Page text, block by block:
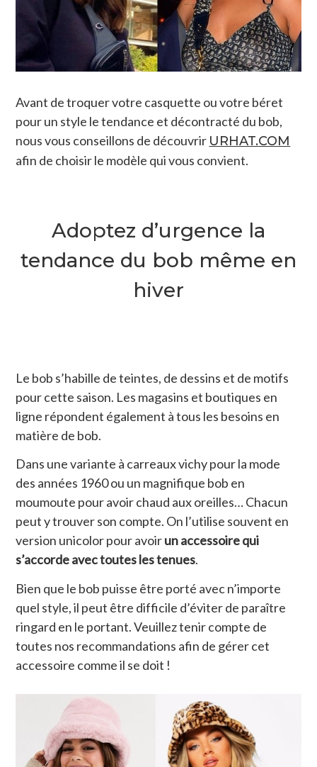
Avant de troquer votre casquette ou votre béret
pour un style le tendance et décontracté du bob,
nous vous conseillons de découvrir URHAT.COM
afin de choisir le modèle qui vous convient.
Adoptez d’urgence la
tendance du bob même en
hiver
Le bob s’habille de teintes, de dessins et de motifs
pour cette saison. Les magasins et boutiques en
ligne répondent également à tous les besoins en
matière de bob.
Dans une variante à carreaux vichy pour la mode
des années 1960 ou un magnifique bob en
moumoute pour avoir chaud aux oreilles… Chacun
peut y trouver son compte. On l’utilise souvent en
version unicolor pour avoirun accessoire qui
s’accorde avec toutes les tenues.
Bien que le bob puisse être porté avec n’importe
quel style, il peut être difficile d’éviter de paraître
ringard en le portant. Veuillez tenir compte de
toutes nos recommandations afin de gérer cet
accessoire comme il se doit !